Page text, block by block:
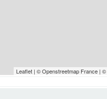
Leaflet | © Openstreetmap France | ©